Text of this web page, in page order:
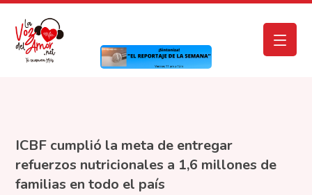
ICBF cumplió la meta de entregar
refuerzos nutricionales a 1,6 millones de
familias en todo el país